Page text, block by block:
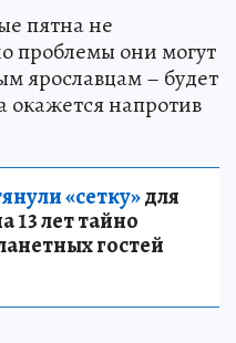
пятна не
проблемы они могут
ярославцам – будет
окажется напротив
«сетку»для
13 лет тайно
гостей